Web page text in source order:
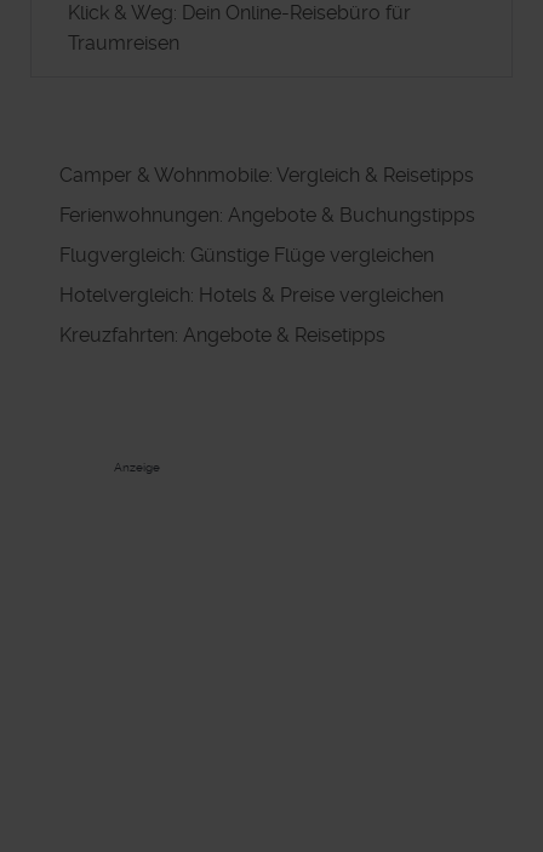
Klick & Weg: Dein Online-Reisebüro für
Traumreisen
Camper & Wohnmobile: Vergleich & Reisetipps
Ferienwohnungen: Angebote & Buchungstipps
Flugvergleich: Günstige Flüge vergleichen
Hotelvergleich: Hotels & Preise vergleichen
Kreuzfahrten: Angebote & Reisetipps
Anzeige